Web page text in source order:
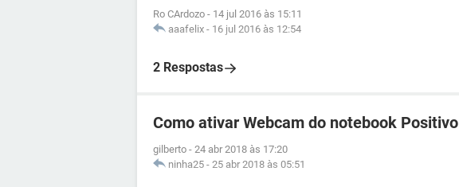
Ro CArdozo - 14 jul 2016 às 15:11
aaafelix - 16 jul 2016 às 12:54
2 Respostas
Como ativar Webcam do notebook Positivo
gilberto - 24 abr 2018 às 17:20
ninha25 - 25 abr 2018 às 05:51